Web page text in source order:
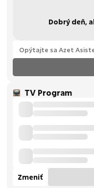
Dobrý deň,
TV Program
Zmeniť